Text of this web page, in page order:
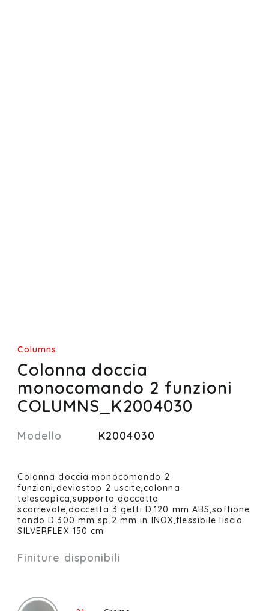
Columns
Colonna doccia
monocomando 2 funzioni
COLUMNS_K2004030
Modello K2004030
Colonna doccia monocomando 2
funzioni,deviastop 2 uscite,colonna
telescopica,supporto doccetta
scorrevole,doccetta 3 getti D.120 mm ABS,soffione
tondo D.300 mm sp.2 mm in INOX,flessibile liscio
SILVERFLEX 150 cm
Finiture disponibili